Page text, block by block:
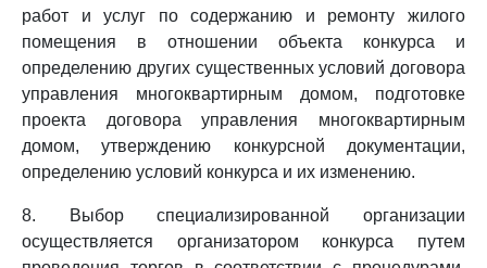
работ и услуг по содержанию и ремонту жилого
помещения в отношении объекта конкурса и
определению других существенных условий договора
управления многоквартирным домом, подготовке
проекта договора управления многоквартирным
домом, утверждению конкурсной документации,
определению условий конкурса и их изменению.
8. Выбор специализированной организации
осуществляется организатором конкурса путем